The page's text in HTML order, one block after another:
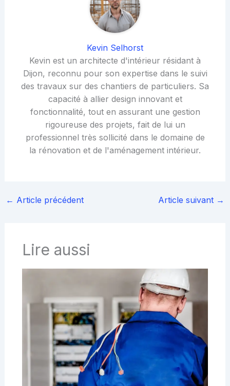
Kevin Selhorst
Kevin est un architecte d'intérieur résidant à
Dijon, reconnu pour son expertise dans le suivi
des travaux sur des chantiers de particuliers. Sa
capacité à allier design innovant et
fonctionnalité, tout en assurant une gestion
rigoureuse des projets, fait de lui un
professionnel très sollicité dans le domaine de
la rénovation et de l'aménagement intérieur.
← Article précédent Article suivant →
Lire aussi